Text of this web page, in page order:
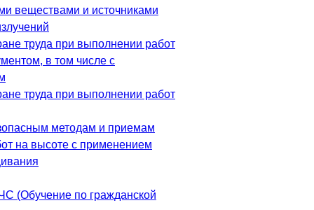
веществами и источниками
труда при выполнении работ
в том числе с
труда при выполнении работ
методам и приемам
на высоте с применением
(Обучение по гражданской